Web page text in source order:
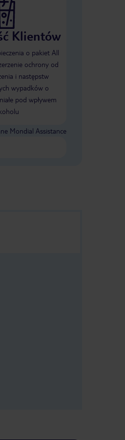
Klientów
o pakiet All
ochrony od
i następstw
wypadków o
pod wpływem
Mondial Assistance